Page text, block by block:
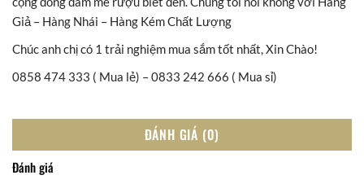
Giả – Hàng Nhái – Hàng Kém Chất Lượng
Chúc anh chị có 1 trải nghiệm mua sắm tốt nhất, Xin Chào!
0858 474 333 ( Mua lẻ) – 0833 242 666 ( Mua sỉ)
ĐÁNH GIÁ (0)
Đánh giá